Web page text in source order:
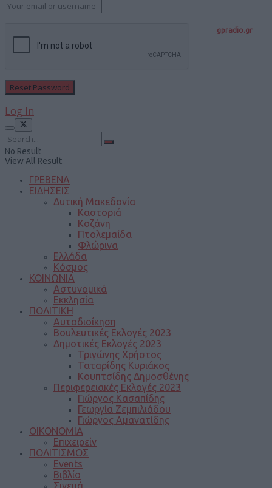
gpradio.gr
Log In
No Result
View All Result
ΓΡΕΒΕΝΑ
ΕΙΔΗΣΕΙΣ
Δυτική Μακεδονία
Καστοριά
Κοζάνη
Πτολεμαΐδα
Φλώρινα
Ελλάδα
Κόσμος
ΚΟΙΝΩΝΙΑ
Αστυνομικά
Εκκλησία
ΠΟΛΙΤΙΚΗ
Αυτοδιοίκηση
Βουλευτικές Εκλογές 2023
Δημοτικές Εκλογές 2023
Τριγώνης Χρήστος
Ταταρίδης Κυριάκος
Κουπτσίδης Δημοσθένης
Περιφερειακές Εκλογές 2023
Γιώργος Κασαπίδης
Γεωργία Ζεμπιλιάδου
Γιώργος Αμανατίδης
ΟΙΚΟΝΟΜΙΑ
Επιχειρείν
ΠΟΛΙΤΙΣΜΟΣ
Events
Βιβλίο
Σινεμά